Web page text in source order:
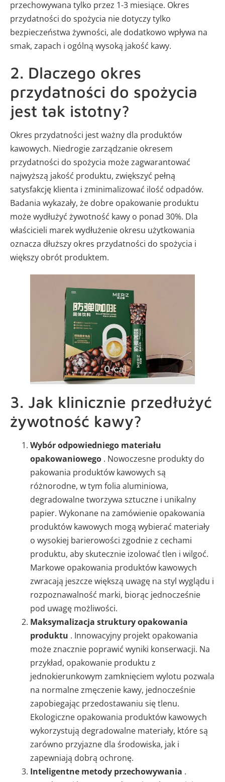
przechowywana tylko przez 1-3 miesiące. Okres
przydatności do spożycia nie dotyczy tylko
bezpieczeństwa żywności, ale dodatkowo wpływa na
smak, zapach i ogólną wysoką jakość kawy.
2. Dlaczego okres
przydatności do spożycia
jest tak istotny?
Okres przydatności jest ważny dla produktów
kawowych. Niedrogie zarządzanie okresem
przydatności do spożycia może zagwarantować
najwyższą jakość produktu, zwiększyć pełną
satysfakcję klienta i zminimalizować ilość odpadów.
Badania wykazały, że dobre opakowanie produktu
może wydłużyć żywotność kawy o ponad 30%. Dla
właścicieli marek wydłużenie okresu użytkowania
oznacza dłuższy okres przydatności do spożycia i
większy obrót produktem.
3. Jak klinicznie przedłużyć
żywotność kawy?
Wybór odpowiedniego materiału
opakowaniowego . Nowoczesne produkty do
pakowania produktów kawowych są
różnorodne, w tym folia aluminiowa,
degradowalne tworzywa sztuczne i unikalny
papier. Wykonane na zamówienie opakowania
produktów kawowych mogą wybierać materiały
o wysokiej barierowości zgodnie z cechami
produktu, aby skutecznie izolować tlen i wilgoć.
Markowe opakowania produktów kawowych
zwracają jeszcze większą uwagę na styl wyglądu i
rozpoznawalność marki, biorąc jednocześnie
pod uwagę możliwości.
Maksymalizacja struktury opakowania
produktu . Innowacyjny projekt opakowania
może znacznie poprawić wyniki konserwacji. Na
przykład, opakowanie produktu z
jednokierunkowym zamknięciem wylotu pozwala
na normalne zmęczenie kawy, jednocześnie
zapobiegając przedostawaniu się tlenu.
Ekologiczne opakowania produktów kawowych
wykorzystują degradowalne materiały, które są
zarówno przyjazne dla środowiska, jak i
zapewniają dobrą ochronę.
Inteligentne metody przechowywania .